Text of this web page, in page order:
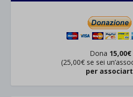
Dona 15,00€
(25,00€ se sei
per